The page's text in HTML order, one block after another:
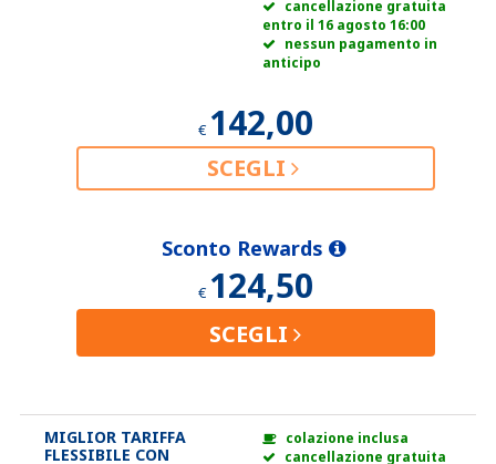
cancellazione gratuita
entro il 16 agosto 16:00
nessun pagamento in
anticipo
€ 142,00
SCEGLI
Sconto Rewards
€ 124,50
SCEGLI
MIGLIOR TARIFFA
FLESSIBILE CON
colazione inclusa
cancellazione gratuita